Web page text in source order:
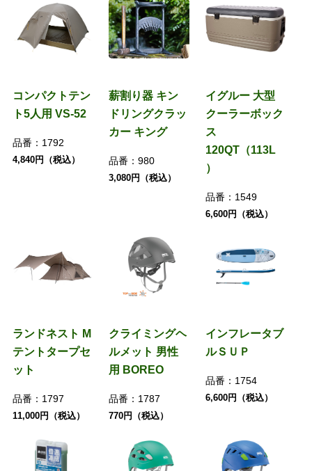
コンパクトテン
ト5人用 VS-52
品番： 1792
4,840円（税込）
薪割り器 キン
ドリングクラッ
カー キング
品番：980
3,080円（税込）
イグルー 大型
クーラーボック
ス
120QT（113L
）
品番： 1549
6,600円（税込）
ランドネスト M
テントタープセ
ット
品番： 1797
11,000円（税込）
クライミングヘ
ルメット 男性
用 BOREO
品番： 1787
770円（税込）
インフレータブ
ルＳＵＰ
品番： 1754
6,600円（税込）